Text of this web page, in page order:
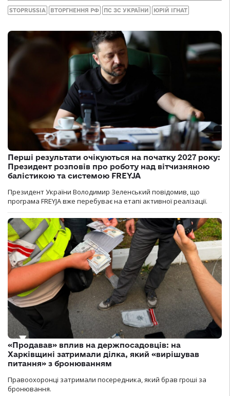
STOPRUSSIA ВТОРГНЕННЯ РФ ПС ЗС УКРАЇНИ ЮРІЙ ІГНАТ
Перші результати очікуються на початку 2027 року:
Президент розповів про роботу над вітчизняною
балістикою та системою FREYJA
Президент України Володимир Зеленський повідомив, що
програма FREYJA вже перебуває на етапі активної реалізації.
«Продавав» вплив на держпосадовців: на
Харківщині затримали ділка, який «вирішував
питання» з бронюванням
Правоохоронці затримали посередника, який брав гроші за
бронювання.